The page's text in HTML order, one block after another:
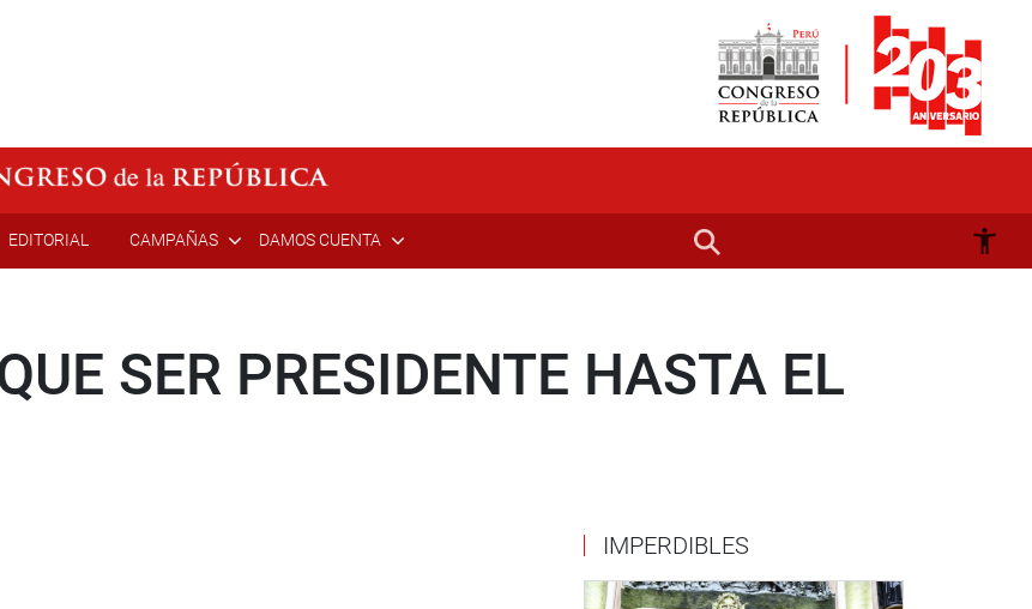
EDITORIAL CAMPAÑAS DAMOS CUENTA
SER PRESIDENTE HASTA EL
IMPERDIBLES